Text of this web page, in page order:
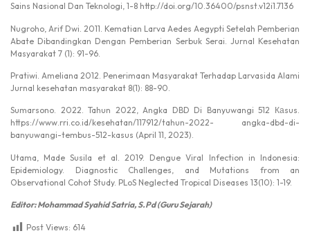
Sains Nasional Dan Teknologi, 1-8 http://doi.org/10.36400/psnst.v12i1.7136
Nugroho, Arif Dwi. 2011. Kematian Larva Aedes Aegypti Setelah Pemberian
Abate Dibandingkan Dengan Pemberian Serbuk Serai. Jurnal Kesehatan
Masyarakat 7 (1): 91-96.
Pratiwi. Ameliana 2012. Penerimaan Masyarakat Terhadap Larvasida Alami
Jurnal kesehatan masyarakat 8(1): 88-90.
Sumarsono. 2022. Tahun 2022, Angka DBD Di Banyuwangi 512 Каsus.
https://www.rri.co.id/kesehatan/117912/tahun-2022- angka-dbd-di-
banyuwangi-tembus-512-kasus (April 11, 2023).
Utama, Made Susila et al. 2019. Dengue Viral Infection in Indonesia:
Epidemiology. Diagnostic Challenges, and Mutations from an
Observational Cohot Study. PLoS Neglected Tropical Diseases 13(10): 1-19.
Editor: Mohammad Syahid Satria, S.Pd (Guru Sejarah)
Post Views: 614